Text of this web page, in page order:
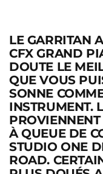
LE GARRITAN
CFX GRAND
DOUTE LE
QUE VOUS
SONNE
INSTRUMENT.
À QUEUE DE
STUDIO ONE
ROAD.